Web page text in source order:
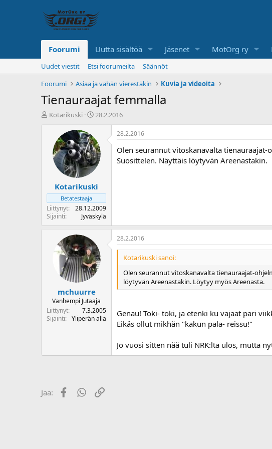
Foorumi Uutta sisältöä Jäsenet MotOrg ry
Uudet viestit Etsi foorumeilta
Säännöt
Foorumi
Asiaa ja vähän vierestäkin Kuvia ja videoita
Tienauraajat femmalla
K
u
n
a
Kotarikuski
A
i
t
u
s
ä
i
v
ä
28.2.2016
Kotarikuski
Betatestaaja
Liittynyt
28.12.2009
Sijainti
Jyväskylä
28.2.2016
Olen seurannut vitoskanavalta
Suosittelen. Näyttäis löytyvän Areenastakin.
mchuurre
Vanhempi Jutaaja
Liittynyt
7.3.2005
Sijainti
Yliperän alla
28.2.2016
Kotarikuski sanoi:
Olen seurannut vitoskanavalta tienauraajat-
löytyvän Areenastakin. Löytyy myös Areenasta.
Genau! Toki- toki, ja etenki ku vajaat pari
Eikäs ollut mikhän "kakun pala- reissu!"
Jo vuosi sitten nää tuli NRK:lta ulos, mutta
Jaa: FacebookWhatsApp
Linkki